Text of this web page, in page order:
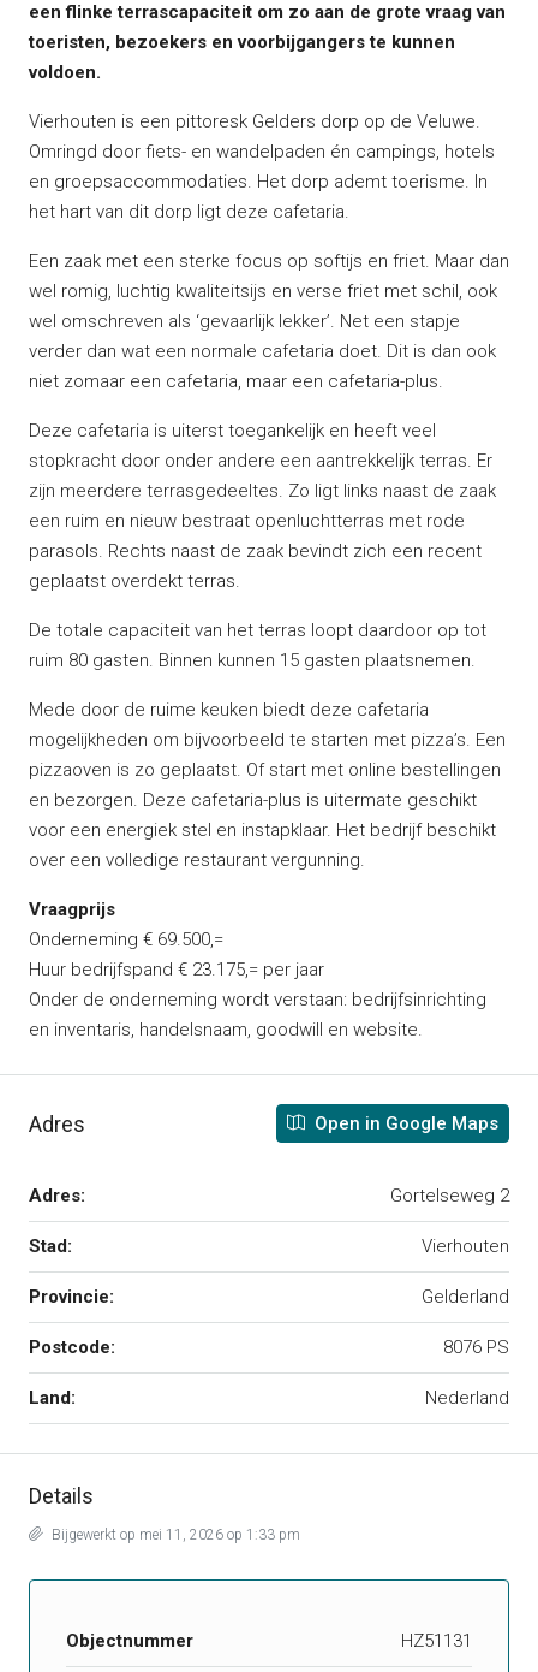
een flinke terrascapaciteit om zo aan de grote vraag van
toeristen, bezoekers en voorbijgangers te kunnen
voldoen.
Vierhouten is een pittoresk Gelders dorp op de Veluwe.
Omringd door fiets- en wandelpaden én campings, hotels
en groepsaccommodaties. Het dorp ademt toerisme. In
het hart van dit dorp ligt deze cafetaria.
Een zaak met een sterke focus op softijs en friet. Maar dan
wel romig, luchtig kwaliteitsijs en verse friet met schil, ook
wel omschreven als ‘gevaarlijk lekker’. Net een stapje
verder dan wat een normale cafetaria doet. Dit is dan ook
niet zomaar een cafetaria, maar een cafetaria-plus.
Deze cafetaria is uiterst toegankelijk en heeft veel
stopkracht door onder andere een aantrekkelijk terras. Er
zijn meerdere terrasgedeeltes. Zo ligt links naast de zaak
een ruim en nieuw bestraat openluchtterras met rode
parasols. Rechts naast de zaak bevindt zich een recent
geplaatst overdekt terras.
De totale capaciteit van het terras loopt daardoor op tot
ruim 80 gasten. Binnen kunnen 15 gasten plaatsnemen.
Mede door de ruime keuken biedt deze cafetaria
mogelijkheden om bijvoorbeeld te starten met pizza’s. Een
pizzaoven is zo geplaatst. Of start met online bestellingen
en bezorgen. Deze cafetaria-plus is uitermate geschikt
voor een energiek stel en instapklaar. Het bedrijf beschikt
over een volledige restaurant vergunning.
Vraagprijs
Onderneming € 69.500,=
Huur bedrijfspand € 23.175,= per jaar
Onder de onderneming wordt verstaan: bedrijfsinrichting
en inventaris, handelsnaam, goodwill en website.
Adres Open in Google Maps
Adres: Gortelseweg 2
Stad: Vierhouten
Provincie: Gelderland
Postcode: 8076 PS
Land: Nederland
Details
Bijgewerkt op mei 11, 2026 op 1:33 pm
Objectnummer HZ51131